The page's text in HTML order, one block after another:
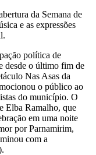
da Semana de
e as expressões
política de
desde o último fim de
Nas Asas da
o público ao
do município. O
Elba Ramalho, que
em uma noite
por Parnamirim,
com a